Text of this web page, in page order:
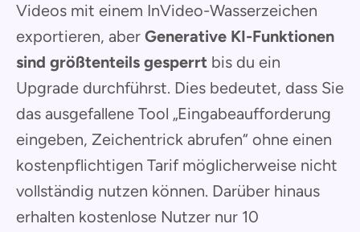
Videos mit einem InVideo-Wasserzeichen
exportieren, aber Generative KI-Funktionen
sind größtenteils gesperrt bis du ein
Upgrade durchführst. Dies bedeutet, dass Sie
das ausgefallene Tool „Eingabeaufforderung
eingeben, Zeichentrick abrufen“ ohne einen
kostenpflichtigen Tarif möglicherweise nicht
vollständig nutzen können. Darüber hinaus
erhalten kostenlose Nutzer nur 10